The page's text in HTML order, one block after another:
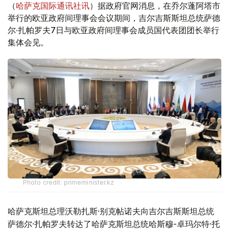
（哈萨克国际通讯社讯）据政府官网消息，在乔尔蓬阿塔市
举行的欧亚政府间理事会会议期间，吉尔吉斯斯坦总统萨德
尔·扎帕罗夫7日与欧亚政府间理事会成员国代表团团长举行
集体会见。
Photo credit: primeminister.kz
哈萨克斯坦总理沃勒扎斯·别克帖诺夫向吉尔吉斯斯坦总统
萨德尔·扎帕罗夫转达了哈萨克斯坦总统哈斯穆-卓玛尔特·托